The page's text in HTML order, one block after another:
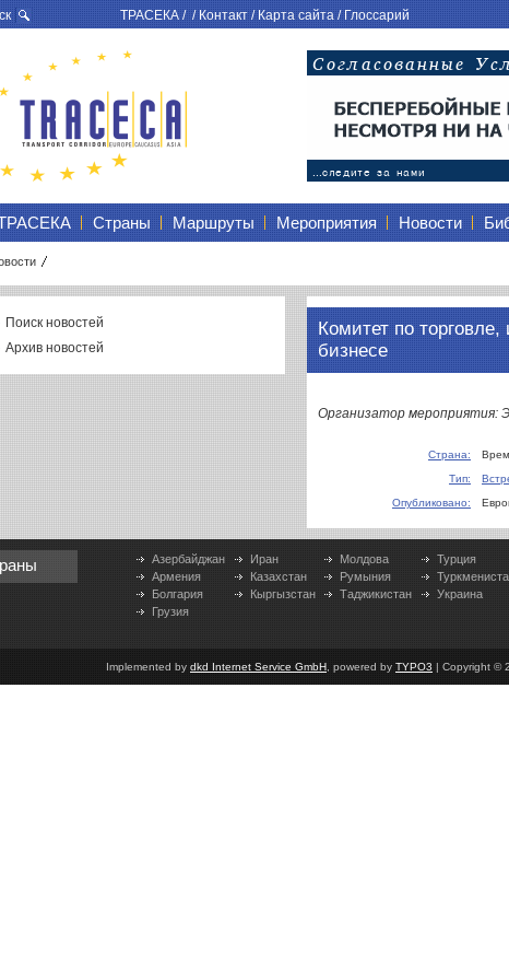
ТРАСЕКА/ /Контакт/Карта сайта/Глоссарий
Страны Маршруты Мероприятия Новости
Поиск новостей
Архив новостей
Комитет по
бизнесе
Организатор мероприятия:
Страна:
Тип:
Опубликовано:
Азербайджан
Армения
Болгария
Грузия
Иран
Казахстан
Кыргызстан
Молдова
Румыния
Таджикистан
Турция
Украина
Implemented by dkd Internet Service GmbH , powered by TYPO3 | Copyright ©